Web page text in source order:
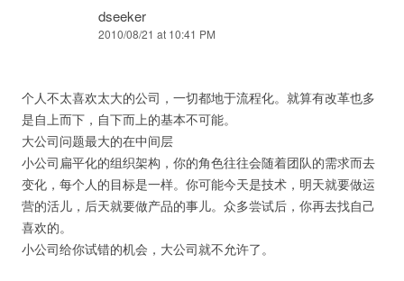
dseeker
2010/08/21 at 10:41 PM
个人不太喜欢太大的公司，一切都地于流程化。就算有改革也多
是自上而下，自下而上的基本不可能。
大公司问题最大的在中间层
小公司扁平化的组织架构，你的角色往往会随着团队的需求而去
变化，每个人的目标是一样。你可能今天是技术，明天就要做运
营的活儿，后天就要做产品的事儿。众多尝试后，你再去找自己
喜欢的。
小公司给你试错的机会，大公司就不允许了。